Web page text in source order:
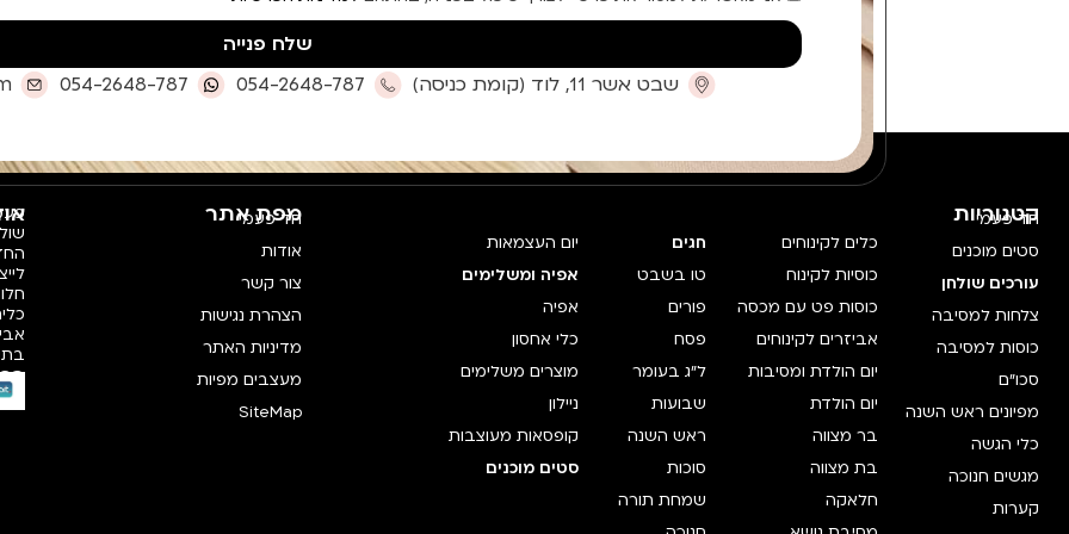
שלח פנייה
שבט אשר 11, לוד (קומת כניסה)
054-2648-787
054-2648-787
קטגוריות
חד פעמי
סטים מוכנים
עורכים שולחן
צלחות למסיבה
כוסות למסיבה
סכו"ם
מפיונים ראש השנה
כלי הגשה
מגשים חנוכה
קערות
כלים לקינוחים
כוסיות לקינוח
כוסות פט עם מכסה
אביזרים לקינוחים
יום הולדת ומסיבות
יום הולדת
בר מצווה
בת מצווה
חלאקה
חגים
טו בשבט
פורים
פסח
ל"ג בעומר
שבועות
ראש השנה
סוכות
שמחת תורה
יום העצמאות
אפיה ומשלימים
אפיה
כלי אחסון
מוצרים משלימים
ניילון
קופסאות מעוצבות
סטים מוכנים
מפת אתר
חד פעמי
אודות
צור קשר
הצהרת נגישות
מדיניות האתר
מעצבים מפיות
SiteMap